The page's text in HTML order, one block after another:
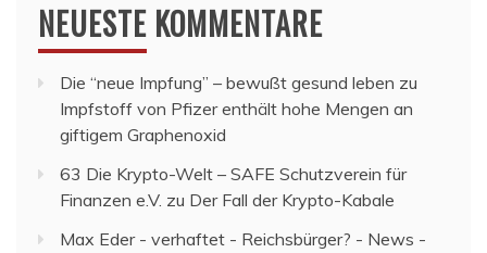
NEUESTE KOMMENTARE
Die “neue Impfung” – bewußt gesund leben zu
Impfstoff von Pfizer enthält hohe Mengen an
giftigem Graphenoxid
63 Die Krypto-Welt – SAFE Schutzverein für
Finanzen e.V. zu Der Fall der Krypto-Kabale
Max Eder - verhaftet - Reichsbürger? - News -